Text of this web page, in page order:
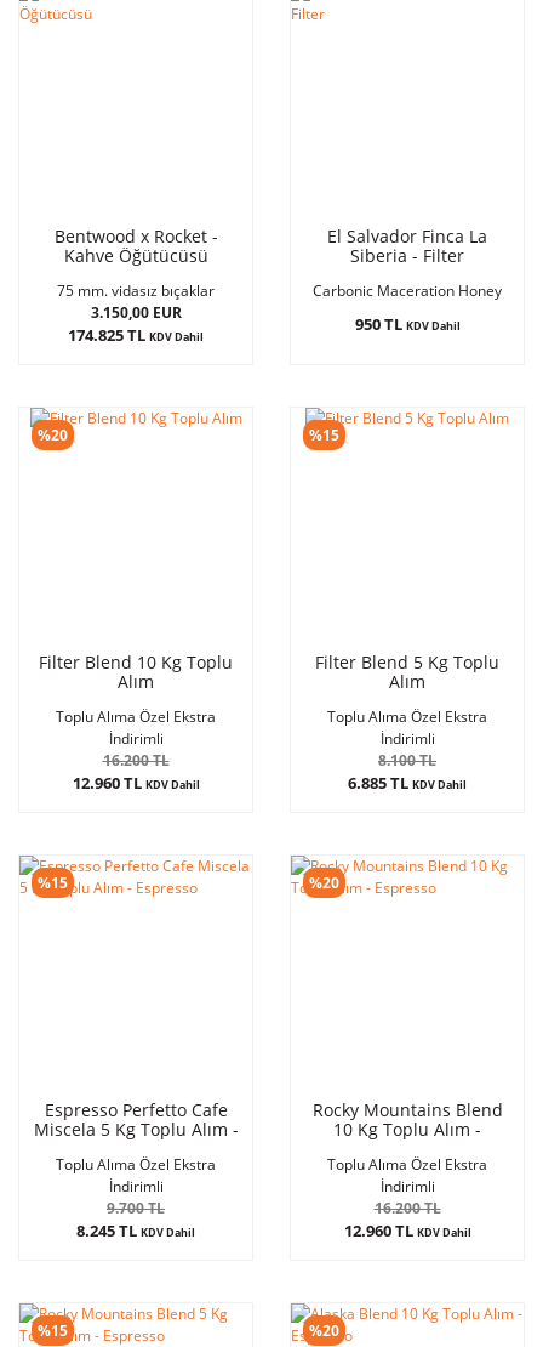
Bentwood x Rocket -
Kahve Öğütücüsü
75 mm. vidasız bıçaklar
3.150,00 EUR
174.825 TL KDV Dahil
El Salvador Finca La
Siberia - Filter
Carbonic Maceration Honey
950 TL KDV Dahil
%20
Filter Blend 10 Kg Toplu
Alım
Toplu Alıma Özel Ekstra
İndirimli
16.200 TL
12.960 TL KDV Dahil
%15
Filter Blend 5 Kg Toplu
Alım
Toplu Alıma Özel Ekstra
İndirimli
8.100 TL
6.885 TL KDV Dahil
%15
Espresso Perfetto Cafe
Miscela 5 Kg Toplu Alım -
Toplu Alıma Özel Ekstra
İndirimli
9.700 TL
8.245 TL KDV Dahil
%20
Rocky Mountains Blend
10 Kg Toplu Alım -
Toplu Alıma Özel Ekstra
İndirimli
16.200 TL
12.960 TL KDV Dahil
%15 %20